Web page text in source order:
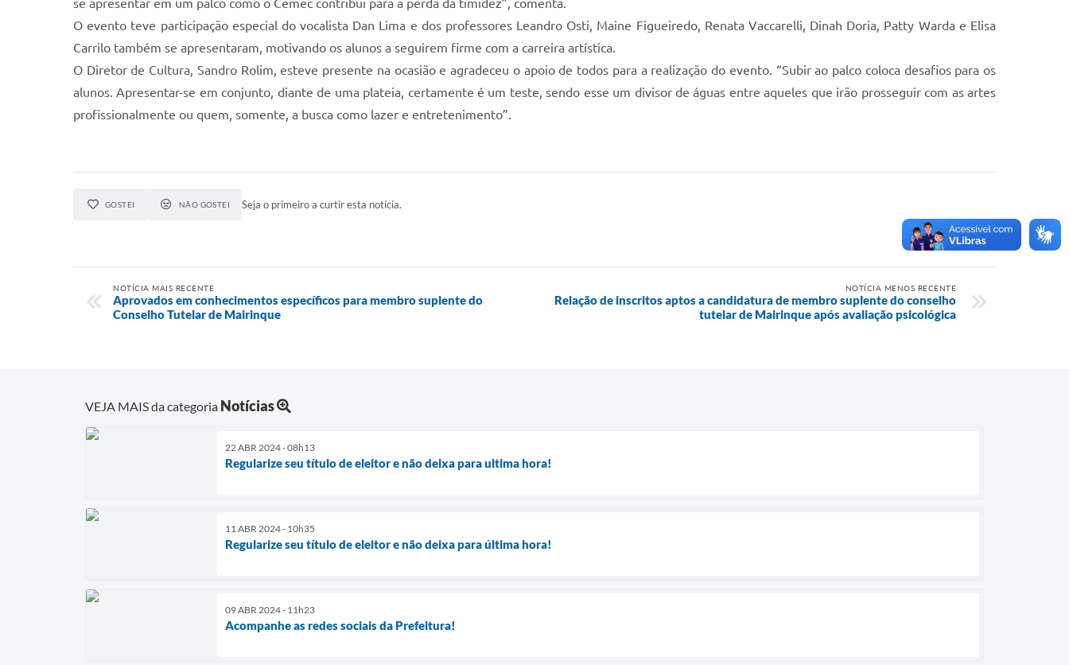
se apresentar em um palco como o Cemec contribui para a perda da timidez”, comenta.
O evento teve participação especial do vocalista Dan Lima e dos professores Leandro Osti, Maine Figueiredo, Renata Vaccarelli, Dinah Doria, Patty Warda e Elisa
Carrilo também se apresentaram, motivando os alunos a seguirem firme com a carreira artística.
O Diretor de Cultura, Sandro Rolim, esteve presente na ocasião e agradeceu o apoio de todos para a realização do evento. “Subir ao palco coloca desafios para os
alunos. Apresentar-se em conjunto, diante de uma plateia, certamente é um teste, sendo esse um divisor de águas entre aqueles que irão prosseguir com as artes
profissionalmente ou quem, somente, a busca como lazer e entretenimento”.
GOSTEI NÃO GOSTEI Seja o primeiro a curtir esta notícia.
NOTÍCIA MAIS RECENTE
Aprovados em conhecimentos específicos para membro suplente do
Conselho Tutelar de Mairinque
NOTÍCIA MENOS RECENTE
Relação de inscritos aptos a candidatura de membro suplente do conselho
tutelar de Mairinque após avaliação psicológica
VEJA MAIS da categoria Notícias
22 ABR 2024 - 08h13
Regularize seu título de eleitor e não deixa para ultima hora!
11 ABR 2024 - 10h35
Regularize seu título de eleitor e não deixa para última hora!
09 ABR 2024 - 11h23
Acompanhe as redes sociais da Prefeitura!